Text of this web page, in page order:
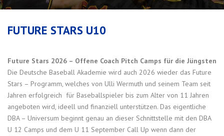
FUTURE STARS U10
Future Stars 2026 – Offene Coach Pitch Camps für die Jüngsten
Die Deutsche Baseball Akademie wird auch 2026 wieder das Future
Stars – Programm, welches von Ulli Wermuth und seinem Team seit
Jahren erfolgreich für Baseballspieler bis zum Alter von 11 Jahren
angeboten wird, ideell und finanziell unterstützen. Das eigentliche
DBA – Universum beginnt genau an dieser Schnittstelle mit den DBA
U 12 Camps und dem U 11 September Call Up wenn dann der